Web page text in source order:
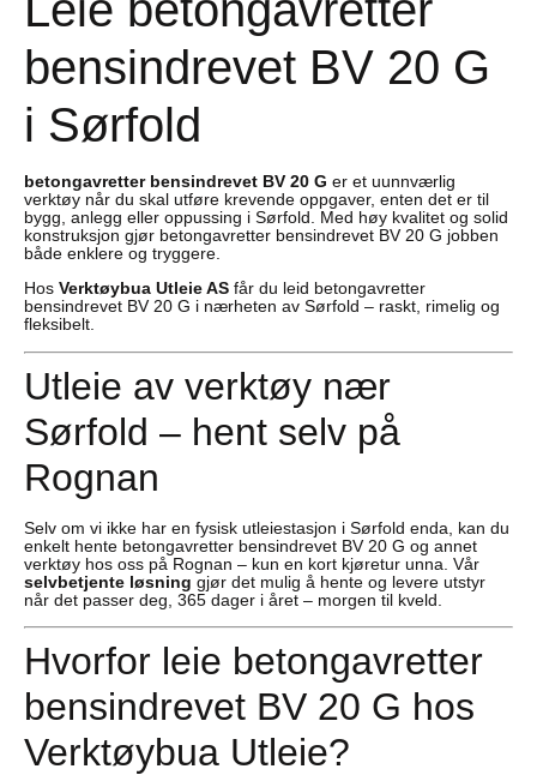
bensindrevet BV 20 G
i Sørfold
betongavretter bensindrevet BV 20 G er et uunnværlig
verktøy når du skal utføre krevende oppgaver, enten det er til
bygg, anlegg eller oppussing i Sørfold. Med høy kvalitet og solid
konstruksjon gjør betongavretter bensindrevet BV 20 G jobben
både enklere og tryggere.
Hos Verktøybua Utleie AS får du leid betongavretter
bensindrevet BV 20 G i nærheten av Sørfold – raskt, rimelig og
fleksibelt.
Utleie av verktøy nær
Sørfold – hent selv på
Rognan
Selv om vi ikke har en fysisk utleiestasjon i Sørfold enda, kan du
enkelt hente betongavretter bensindrevet BV 20 G og annet
verktøy hos oss på Rognan – kun en kort kjøretur unna. Vår
selvbetjente løsning gjør det mulig å hente og levere utstyr
når det passer deg, 365 dager i året – morgen til kveld.
Hvorfor leie betongavretter
bensindrevet BV 20 G hos
Verktøybua Utleie?